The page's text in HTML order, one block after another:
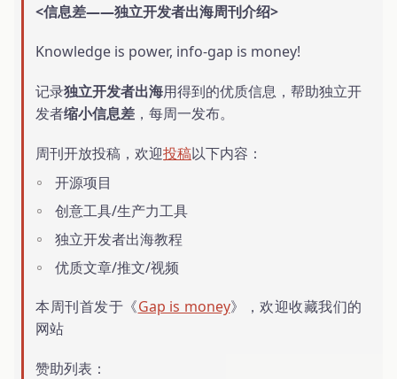
<信息差——独立开发者出海周刊介绍>
Knowledge is power, info-gap is money!
记录独立开发者出海用得到的优质信息，帮助独立开
发者缩小信息差 ，每周一发布。
周刊开放投稿，欢迎投稿以下内容：
开源项目
创意工具/生产力工具
独立开发者出海教程
优质文章/推文/视频
本周刊首发于《Gap is money》，欢迎收藏我们的
网站
赞助列表：